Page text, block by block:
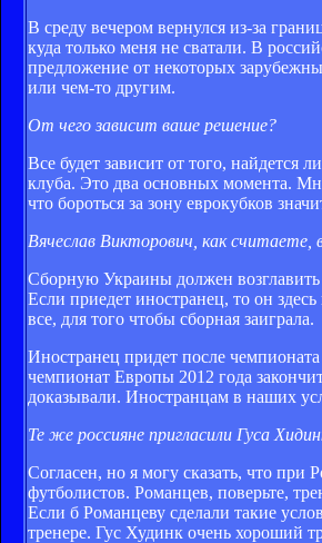
В среду вечером вернулся из-за
куда только меня не сватали. В
предложение от некоторых
или чем-то другим.
От чего зависит ваше решение?
Все будет зависит от того, найдется
клуба. Это два основных момента.
что бороться за зону еврокубков
Вячеслав Викторович, как
Сборную Украины должен возглавить
Если приедет иностранец, то он
все, для того чтобы сборная заиграла.
Иностранец придет после
чемпионат Европы 2012 года
доказывали. Иностранцам в наших
Те же россияне пригласили Гуса
Согласен, но я могу сказать, что
футболистов. Романцев, поверьте,
Если б Романцеву сделали такие
тренере. Гус Худинк очень хороший